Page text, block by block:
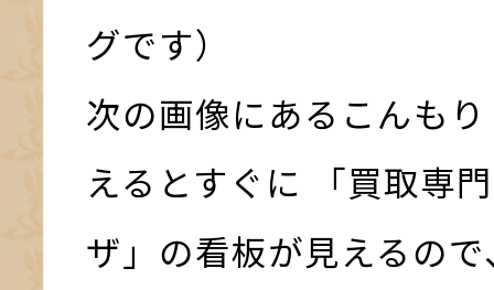
グです）
次の画像にあるこんも
えるとすぐに 「買取専
ザ」の看板が見えるの